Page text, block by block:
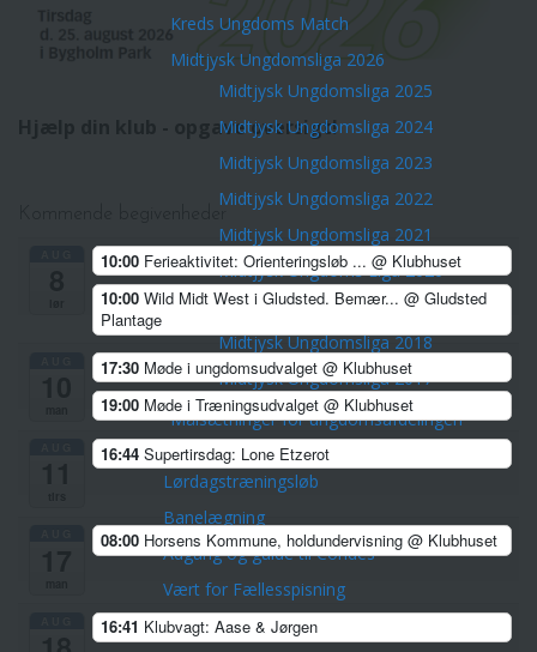
Kreds Ungdoms Match
Midtjysk Ungdomsliga 2026
Midtjysk Ungdomsliga 2025
Midtjysk Ungdomsliga 2024
Midtjysk Ungdomsliga 2023
Midtjysk Ungdomsliga 2022
Midtjysk Ungdomsliga 2021
Midtjysk Ungdoms Liga 2020
Midtjysk Ungdoms Liga 2019
Midtjysk Ungdomsliga 2018
Midtjysk Ungdomsliga 2017
Målsætninger for ungdomsafdelingen
Frivillig i klubben
Lørdagstræningsløb
Banelægning
Adgang og guide til Condes
Vært for Fællesspisning
Stævner
Hjælp din klub - opgave oversigt!
10:00 Ferieaktivitet: Orienteringsløb ... @ Klubhuset
10:00 Wild Midt West i Gludsted. Bemær... @ Gludsted
Plantage
17:30 Møde i ungdomsudvalget @ Klubhuset
19:00 Møde i Træningsudvalget @ Klubhuset
16:44 Supertirsdag: Lone Etzerot
08:00 Horsens Kommune, holdundervisning @ Klubhuset
16:41 Klubvagt: Aase & Jørgen